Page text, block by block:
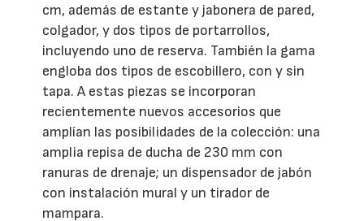
cm, además de estante y jabonera de pared,
colgador, y dos tipos de portarrollos,
incluyendo uno de reserva. También la gama
engloba dos tipos de escobillero, con y sin
tapa. A estas piezas se incorporan
recientemente nuevos accesorios que
amplían las posibilidades de la colección: una
amplia repisa de ducha de 230 mm con
ranuras de drenaje; un dispensador de jabón
con instalación mural y un tirador de
mampara.